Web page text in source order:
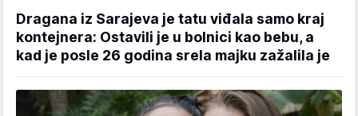
Dragana iz Sarajeva je tatu viđala samo kraj
kontejnera: Ostavili je u bolnici kao bebu, a
kad je posle 26 godina srela majku zažalila je